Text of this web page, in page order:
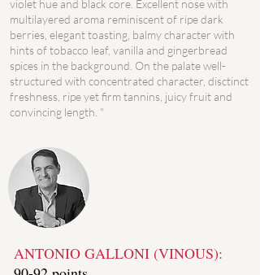
violet hue and black core. Excellent nose with
multilayered aroma reminiscent of ripe dark
berries, elegant toasting, balmy character with
hints of tobacco leaf, vanilla and gingerbread
spices in the background. On the palate well-
structured with concentrated character, disctinct
freshness, ripe yet firm tannins, juicy fruit and
convincing length. "
ANTONIO GALLONI (VINOUS):